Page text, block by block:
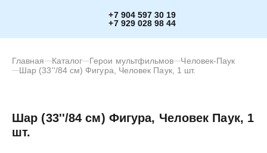
+7 904 597 30 19
+7 929 028 98 44
Главная Каталог Герои мультфильмов
Человек-Паук
Шар (33''/84 см) Фигура, Человек Паук, 1 шт.
Шар (33''/84 см) Фигура, Человек Паук, 1
шт.